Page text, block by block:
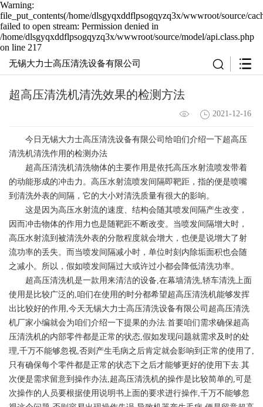
Warning:
file_put_contents(/home/dlsgyqxddflpsogqyzq3x/wwwroot/source/
failed to open stream: Permission denied in
/home/dlsgyqxddflpsogqyzq3x/wwwroot/source/model/api.class.php
on line 217
无锡大力士高压清洗设备有限公司
超高压清洗机清洗效果的检测方法
2021-12-16
今日无锡大力士高压清洗设备有限公司给咱们介绍一下超高压
清洗机清洗作用的检测办法
超高压清洗机清洗物体的主要作用是依托高压水射流喷发带着
的动能形成的冲击力。高压水射流喷发间隔即靶距，指的便是喷嘴
到清洗外表的间隔，它的大小对清洗质量有很大的影响。
这是因为高压水射流的速度、结构会随其喷发间隔产生改变，
因而冲击物体的作用力也是随靶距不断改变。当喷发间隔增大时，
高压水射流到被清洗外表的分散程度就会增大，也便是说增大了射
流功率的丢失。而当喷发间隔减小时，单位时刻内除垢面积也会随
之减小。所以，假如喷发间隔过大或许过小都会降低清洗功率。
超高压清洗机是一款用来清洁的设备,在幕墙清洗,轿车清洗上面
使用是比较广泛的,咱们在使用的时分都希望超高压清洗机能够发挥
出比较好的作用,今天无锡大力士高压清洗设备有限公司超高压清洗
机厂家小编就会为咱们介绍一下提果的办法.首要咱们需求确保超高
压清洗机的内部零件都是正常的状态,假如发现问题就需求及时的处
理,千万不能够忽视,否则产生毛病之后肯定就会影响到正常的使用了,
只有确保每个零件都是正常的状态下之后才能够更好的使用下去.其
次便是需求留意到操作办法,超高压清洗机的操作是比较简单的,可是
次操作的人员要根据使用说明书上面的要求进行操作,千万不能够忽